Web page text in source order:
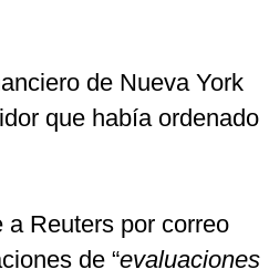
de Nueva York
que había ordenado
a Reuters por correo
de “evaluaciones